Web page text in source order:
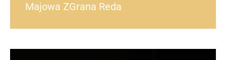
Majowa ZGrana Reda